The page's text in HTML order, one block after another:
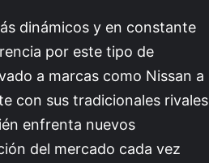
dinámicos y en constante
por este tipo de
a marcas como Nissan a
con sus tradicionales rivales
enfrenta nuevos
del mercado cada vez